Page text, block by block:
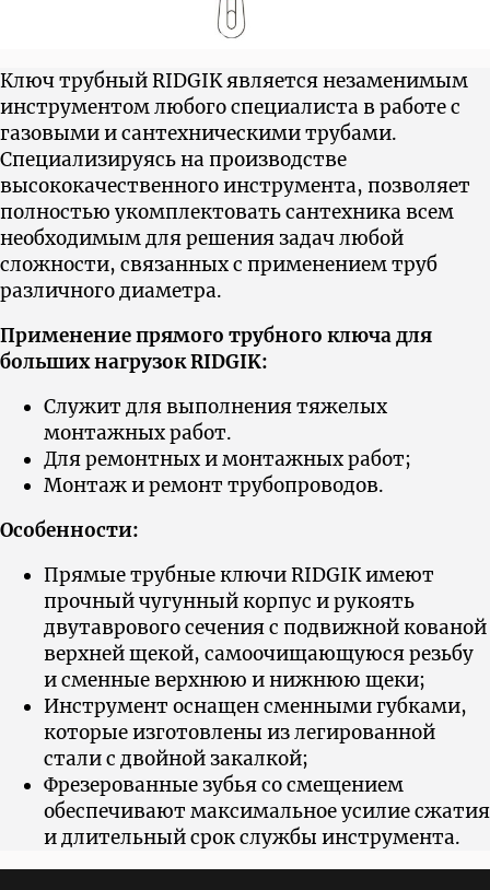
Ключ трубный RIDGIK является незаменимым
инструментом любого специалиста в работе с
газовыми и сантехническими трубами.
Cпециализируясь на производстве
высококачественного инструмента, позволяет
полностью укомплектовать сантехника всем
необходимым для решения задач любой
сложности, связанных с применением труб
различного диаметра.
Применение прямого трубного ключа для
больших нагрузок RIDGIK:
Служит для выполнения тяжелых
монтажных работ.
Для ремонтных и монтажных работ;
Монтаж и ремонт трубопроводов.
Особенности:
Прямые трубные ключи RIDGIK имеют
прочный чугунный корпус и рукоять
двутаврового сечения с подвижной кованой
верхней щекой, самоочищающуюся резьбу
и сменные верхнюю и нижнюю щеки;
Инструмент оснащен сменными губками,
которые изготовлены из легированной
стали с двойной закалкой;
Фрезерованные зубья со смещением
обеспечивают максимальное усилие сжатия
и длительный срок службы инструмента.